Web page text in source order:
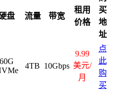
盘 流量 带宽
租用
价格
买
地
址
60G
4TB 10Gbps
9.99
美元/
月
点
此
购
买